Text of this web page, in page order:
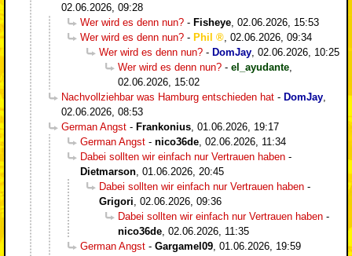
02.06.2026, 09:28
Wer wird es denn nun? - Fisheye 02.06.2026, 15:53
Wer wird es denn nun? - Phil
02.06.2026, 09:34
Wer wird es denn nun? - DomJay 02.06.2026, 10:25
Wer wird es denn nun? - el_ayudante
02.06.2026, 15:02
Nachvollziehbar was Hamburg entschieden hat - DomJay
02.06.2026, 08:53
German Angst - Frankonius 01.06.2026, 19:17
German Angst - nico36de 02.06.2026, 11:34
Dabei sollten wir einfach nur Vertrauen haben -
Dietmarson 01.06.2026, 20:45
Dabei sollten wir einfach nur Vertrauen haben -
Grigori 02.06.2026, 09:36
Dabei sollten wir einfach nur Vertrauen haben -
nico36de 02.06.2026, 11:35
German Angst - Gargamel09 01.06.2026, 19:59